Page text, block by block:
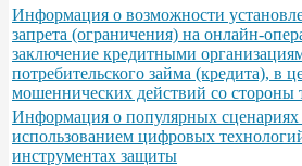
Информация о возможности
запрета (ограничения) на онлайн-
заключение кредитными
потребительского займа (кредита), в
мошеннических действий со стороны
Информация о популярных
использованием цифровых
инструментах защиты